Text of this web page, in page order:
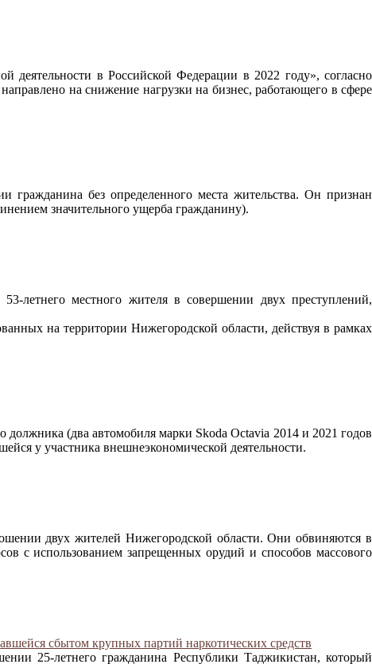
деятельности в Российской Федерации в 2022 году», согласно
на снижение нагрузки на бизнес, работающего в сфере
без определенного места жительства. Он признан
значительного ущерба гражданину).
летнего местного жителя в совершении двух преступлений,
на территории Нижегородской области, действуя в рамках
(два автомобиля марки Skoda Octavia 2014 и 2021 годов
у участника внешнеэкономической деятельности.
двух жителей Нижегородской области. Они обвиняются в
с использованием запрещенных орудий и способов массового
сбытом крупных партий наркотических средств
25-летнего гражданина Республики Таджикистан, который